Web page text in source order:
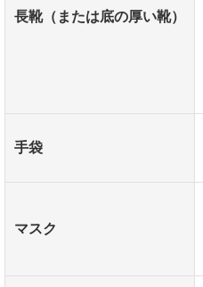
長靴（または底の厚い靴）
手袋
マスク